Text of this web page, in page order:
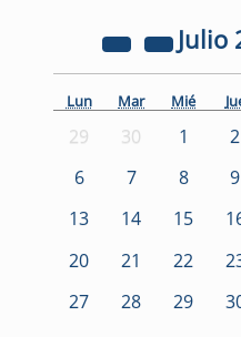
Julio
Lun Mar Mié
29 30 1 2
6
7 8 9
13
14 15
20
21 22
27
28 29